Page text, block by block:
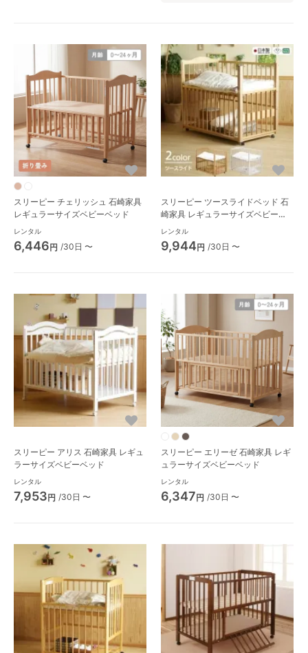
スリーピー チェリッシュ 石崎家具
レギュラーサイズベビーベッド
レンタル
6,446円 /30日 〜
スリーピー ツースライドベッド 石
崎家具 レギュラーサイズベビーベ
ッド
レンタル
9,944円 /30日 〜
スリーピー アリス 石崎家具 レギュ
ラーサイズベビーベッド
レンタル
7,953円 /30日 〜
スリーピー エリーゼ 石崎家具 レギ
ュラーサイズベビーベッド
レンタル
6,347円 /30日 〜